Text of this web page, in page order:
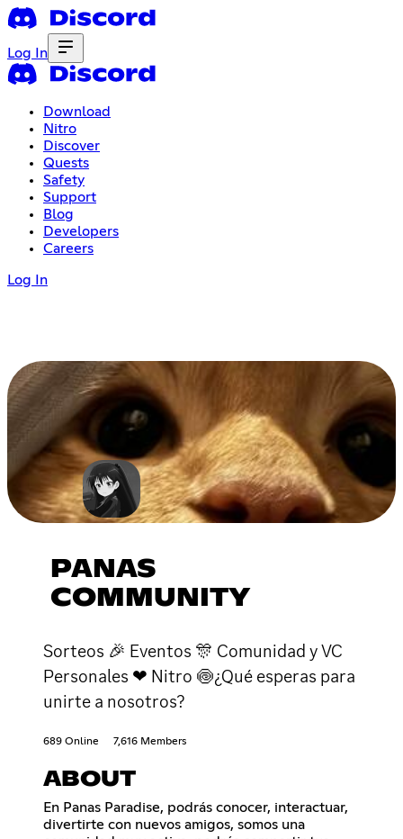
Log In
Download
Nitro
Discover
Quests
Safety
Support
Blog
Developers
Careers
Log In
PANAS
COMMUNITY
Sorteos 🎉 Eventos 🎊 Comunidad y VC
Personales ❤ Nitro 🍥¿Qué esperas para
unirte a nosotros?
689 Online 7,616 Members
ABOUT
En Panas Paradise, podrás conocer, interactuar,
divertirte con nuevos amigos, somos una